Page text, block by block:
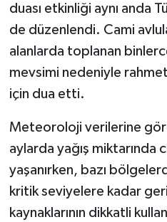
duası etkinliği aynı anda
de düzenlendi. Cami
alanlarda toplanan
mevsimi nedeniyle
için dua etti.
Meteoroloji verilerine
aylarda yağış miktarında
yaşanırken, bazı
kritik seviyelere kadar
kaynaklarının dikkatli